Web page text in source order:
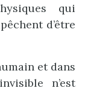
qui
d’être
et dans
n’est